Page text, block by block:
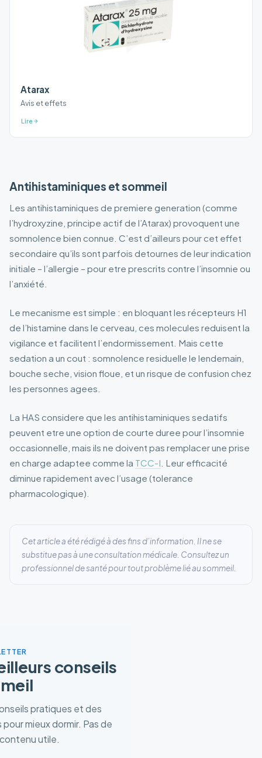
Atarax
Avis et effets
Lire
Antihistaminiques et sommeil
Les antihistaminiques de premiere generation (comme
l’hydroxyzine, principe actif de l’Atarax) provoquent une
somnolence bien connue. C’est d’ailleurs pour cet effet
secondaire qu’ils sont parfois detournes de leur indication
initiale – l’allergie – pour etre prescrits contre l’insomnie ou
l’anxiété.
Le mecanisme est simple : en bloquant les récepteurs H1
de l’histamine dans le cerveau, ces molecules reduisent la
vigilance et facilitent l’endormissement. Mais cette
sedation a un cout : somnolence residuelle le lendemain,
bouche seche, vision floue, et un risque de confusion chez
les personnes agees.
La HAS considere que les antihistaminiques sedatifs
peuvent etre une option de courte duree pour l’insomnie
occasionnelle, mais ils ne doivent pas remplacer une prise
en charge adaptee comme la TCC-I . Leur efficacité
diminue rapidement avec l’usage (tolerance
pharmacologique).
Cet article a été rédigé à des fins d’information. Il ne se
substitue pas à une consultation médicale. Consultez un
professionnel de santé pour tout problème lié au sommeil.
conseils
pratiques et des
mieux dormir. Pas de
utile.